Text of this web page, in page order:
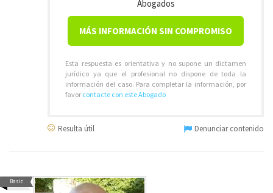
Abogados
MÁS INFORMACIÓN SIN COMPROMISO
Esta respuesta es orientativa y no supone un dictamen
jurídico ya que el profesional no dispone de toda la
información del caso. Para completar la información, por
favor contacte con este Abogado
Resulta útil Denunciar contenido
Basic